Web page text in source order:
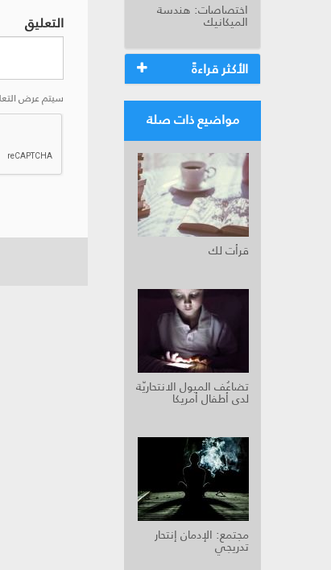
اختصاصات: هندسة
الميكانيك
الأكثر قراءةً
مواضيع ذات صلة
قرأت لك
تضاعُف الميول الانتحاريّة
لدى أطفال أمريكا
مجتمع: الإدمان إنتحار
تدريجي
التعليق
سيتم عرض